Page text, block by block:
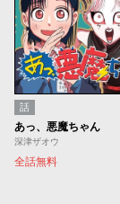
話
あっ、悪魔ちゃん
深津ザオウ
全話無料